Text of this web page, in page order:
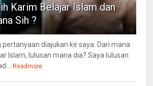
Karim Belajar Islam dan
Sih ?
pertanyaan diajukan ke saya. Dari mana
Islam, lulusan mana dia? Saya lulusan
Readmore